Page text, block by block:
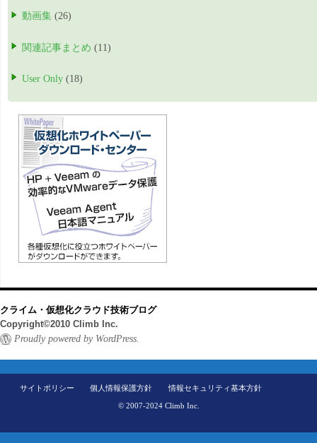
動画集 (26)
関連記事まとめ (11)
User Only (18)
クライム・仮想化クラウド技術ブログ
Copyright©2010 Climb Inc.
Proudly powered by WordPress.
サイトポリシー 個人情報保護方針 情報セキュリティ基本方針
© 2007-2024 Climb Inc.